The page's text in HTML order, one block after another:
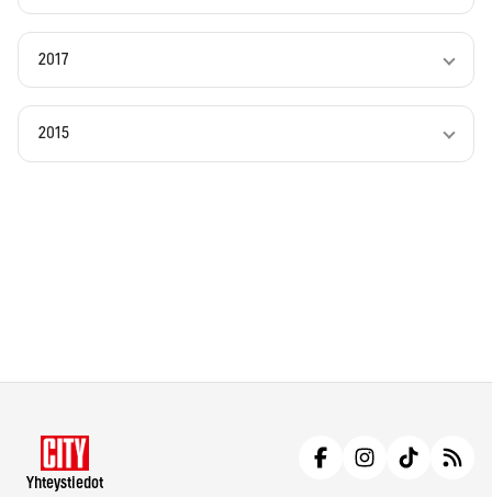
2017
2015
Yhteystiedot